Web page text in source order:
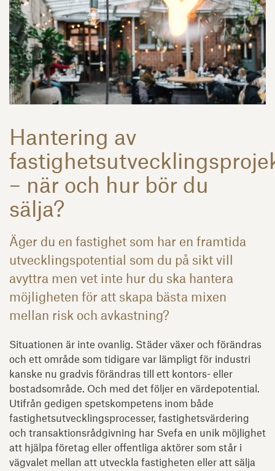
Hantering av
– när och hur bör du
sälja?
Äger du en fastighet som har en framtida
utvecklingspotential som du på sikt vill
avyttra men vet inte hur du ska hantera
möjligheten för att skapa bästa mixen
mellan risk och avkastning?
Situationen är inte ovanlig. Städer växer och förändras
och ett område som tidigare var lämpligt för industri
kanske nu gradvis förändras till ett kontors- eller
bostadsområde. Och med det följer en värdepotential.
Utifrån gedigen spetskompetens inom både
fastighetsutvecklingsprocesser, fastighetsvärdering
och transaktionsrådgivning har Svefa en unik möjlighet
att hjälpa företag eller offentliga aktörer som står i
vägvalet mellan att utveckla fastigheten eller att sälja